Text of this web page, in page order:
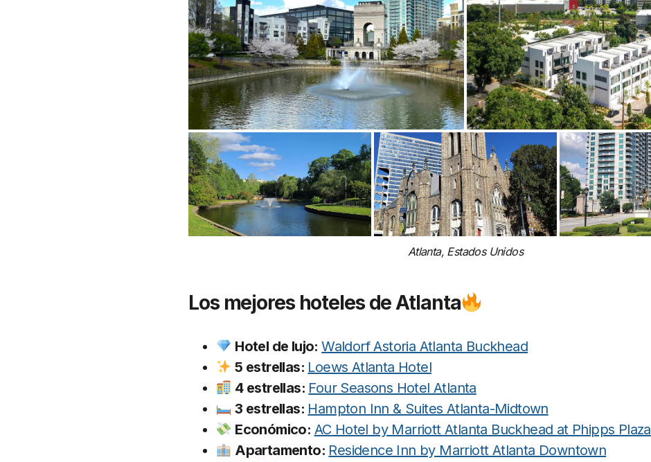
Atlanta, Estados Unidos
Los mejores hoteles de Atlanta
Hotel de lujo:Waldorf Astoria Atlanta Buckhead
5 estrellas: Loews Atlanta Hotel
4 estrellas: Four Seasons Hotel Atlanta
3 estrellas: Hampton Inn & Suites Atlanta-Midtown
Económico: AC Hotel by Marriott Atlanta Buckhead at Phipps Plaza
Apartamento: Residence Inn by Marriott Atlanta Downtown